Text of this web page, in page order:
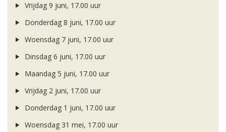
Vrijdag 9 juni, 17.00 uur
Donderdag 8 juni, 17.00 uur
Woensdag 7 juni, 17.00 uur
Dinsdag 6 juni, 17.00 uur
Maandag 5 juni, 17.00 uur
Vrijdag 2 juni, 17.00 uur
Donderdag 1 juni, 17.00 uur
Woensdag 31 mei, 17.00 uur